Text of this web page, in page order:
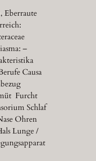
Eberraute
–
Causa
Furcht
Schlaf
Ohren
Lunge /